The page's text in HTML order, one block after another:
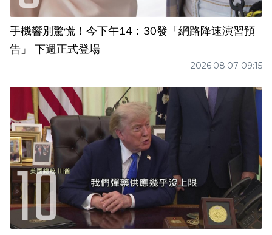
手機響別驚慌！今下午14：30發「網路降速演習預
告」 下週正式登場
2026.08.07 09:15